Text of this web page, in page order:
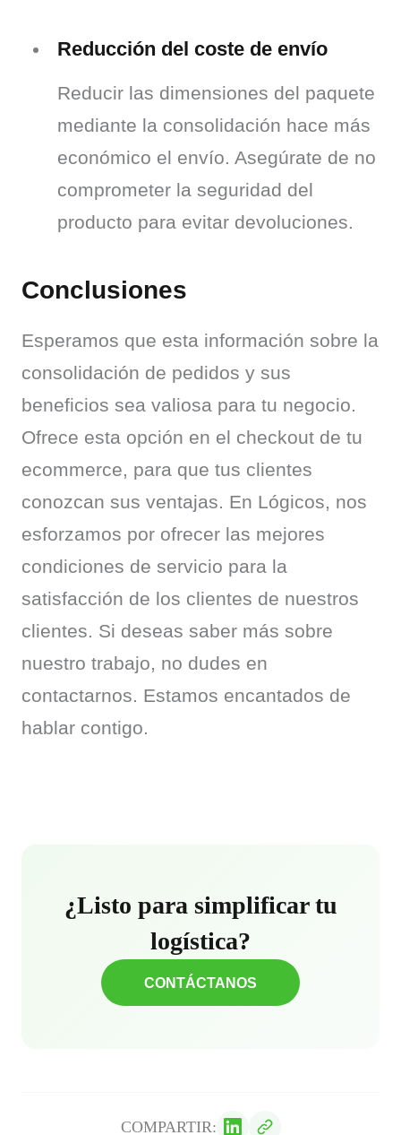
Reducción del coste de envío
Reducir las dimensiones del paquete
mediante la consolidación hace más
económico el envío. Asegúrate de no
comprometer la seguridad del
producto para evitar devoluciones.
Conclusiones
Esperamos que esta información sobre la
consolidación de pedidos y sus
beneficios sea valiosa para tu negocio.
Ofrece esta opción en el checkout de tu
ecommerce, para que tus clientes
conozcan sus ventajas. En Lógicos, nos
esforzamos por ofrecer las mejores
condiciones de servicio para la
satisfacción de los clientes de nuestros
clientes. Si deseas saber más sobre
nuestro trabajo, no dudes en
contactarnos. Estamos encantados de
hablar contigo.
¿Listo para simplificar tu
logística?
CONTÁCTANOS
COMPARTIR: